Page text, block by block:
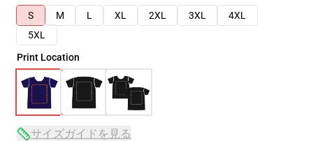
S
M L XL 2XL 3XL
4XL
5XL
Print Location
サイズガイドを見る